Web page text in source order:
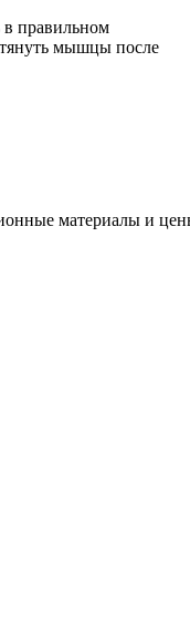
в правильном
мышцы после
материалы и